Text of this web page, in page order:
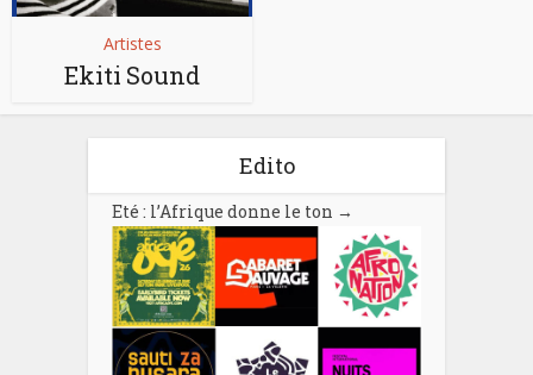
Artistes
Ekiti Sound
Edito
Eté : l’Afrique donne le ton →